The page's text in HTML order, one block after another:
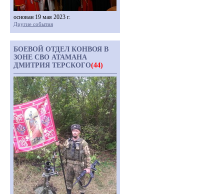
основан 19 мая 2023 г.
Другие события
БОЕВОЙ ОТДЕЛ КОНВОЯ В
ЗОНЕ СВО АТАМАНА
ДМИТРИЯ ТЕРСКОГО(44)